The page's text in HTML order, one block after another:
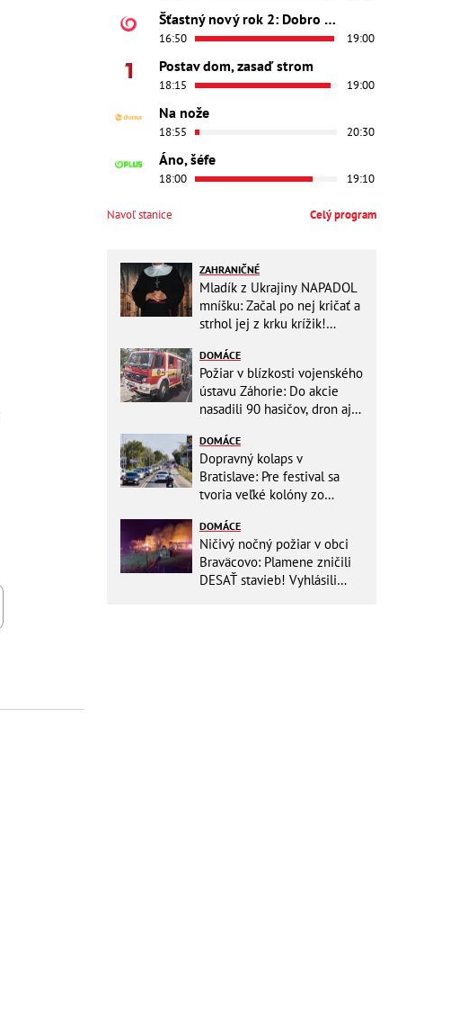
Šťastný nový rok 2: Dobro došli
16:50 19:00
Postav dom, zasaď strom
18:15 19:00
Na nože
18:55 20:30
Áno, šéfe
18:00 19:10
Navoľ stanice Celý program
ZAHRANIČNÉ
Mladík z Ukrajiny NAPADOL
mníšku: Začal po nej kričať a
strhol jej z krku krížik!
niečo iné
DOMÁCE
Požiar v blízkosti vojenského
ústavu Záhorie: Do akcie
nasadili 90 hasičov, dron aj
DOMÁCE
Dopravný kolaps v
Bratislave: Pre festival sa
tvoria veľké kolóny zo
DOMÁCE
Ničivý nočný požiar v obci
Braväcovo: Plamene zničili
DESAŤ stavieb! Vyhlásili